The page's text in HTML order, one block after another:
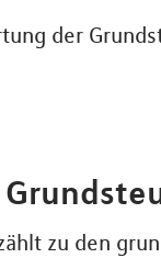
der
zu den